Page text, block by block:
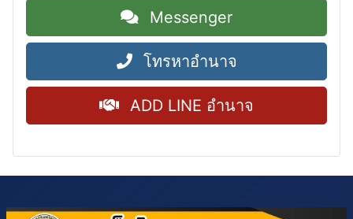
Messenger
โทรหาอำนาจ
ADD LINE อำนาจ